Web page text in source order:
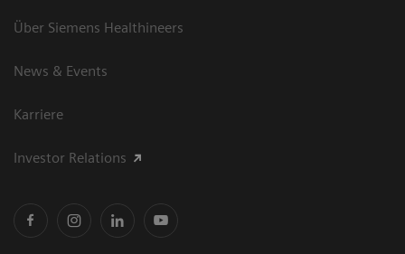
Über Siemens Healthineers
News & Events
Karriere
Investor Relations